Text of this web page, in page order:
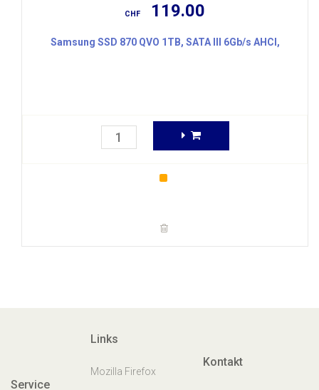
CHF 119.00
Samsung SSD 870 QVO 1TB, SATA III 6Gb/s AHCI,
Service
Links
Mozilla Firefox
Kontakt